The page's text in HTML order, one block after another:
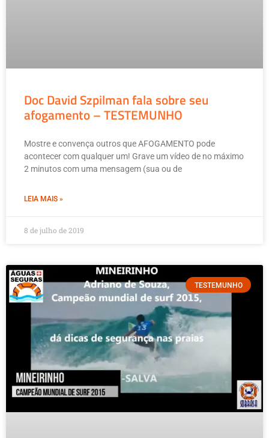
Doc David Szpilman fala sobre seu
afogamento – TESTEMUNHO
Mostre e convença outros que AFOGAMENTO pode
acontecer com qualquer um! Grave um vídeo de no máximo
2 minutos com uma mensagem (sua ou de
LEIA MAIS »
8 de julho de 2019
TESTEMUNHO